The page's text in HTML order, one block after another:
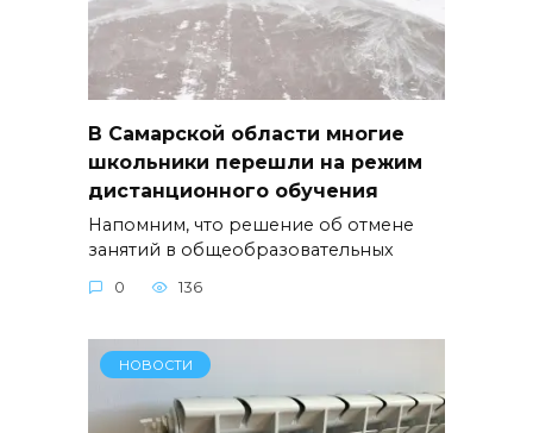
В Самарской области многие
школьники перешли на режим
дистанционного обучения
Напомним, что решение об отмене
занятий в общеобразовательных
0 136
НОВОСТИ